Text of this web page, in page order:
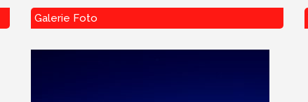
Galerie Foto